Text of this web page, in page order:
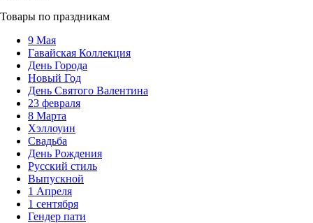
Товары по праздникам
9 Мая
Гавайская Коллекция
День Города
Новый Год
День Святого Валентина
23 февраля
8 Марта
Хэллоуин
Свадьба
День Рождения
Русский стиль
Выпускной
1 Апреля
1 сентября
Гендер пати